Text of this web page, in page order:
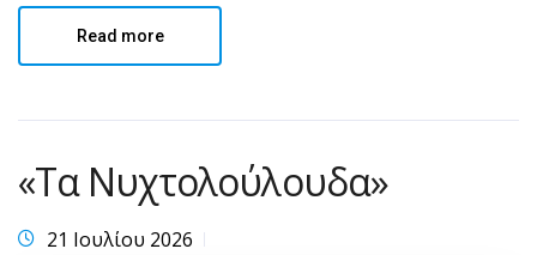
Read more
«Τα Νυχτολούλουδα»
21 Ιουλίου 2026